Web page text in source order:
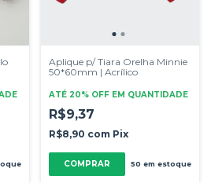
Aplique p/ Tiara Orelha Minnie
50*60mm | Acrílico
ATÉ 20% OFF EM QUANTIDADE
R$9,37
R$8,90 com Pix
50 em estoque